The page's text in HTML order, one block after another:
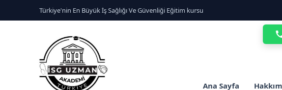
Türkiye'nin En Büyük İş Sağlığı Ve Güvenliği Eğitim kursu
Ana Sayfa